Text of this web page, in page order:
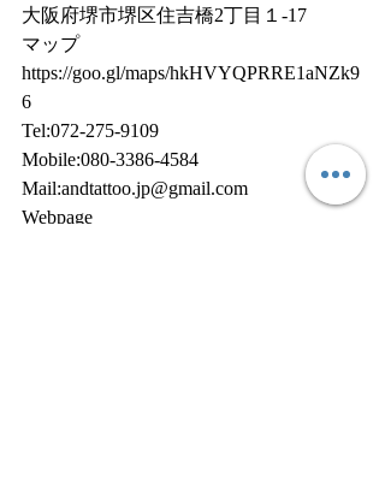
大阪府堺市堺区住吉橋2丁目１-17
マップ
https://goo.gl/maps/hkHVYQPRRE1aNZk9
6
Tel:072-275-9109
Mobile:080-3386-4584
Mail:andtattoo.jp@gmail.com
Webpage